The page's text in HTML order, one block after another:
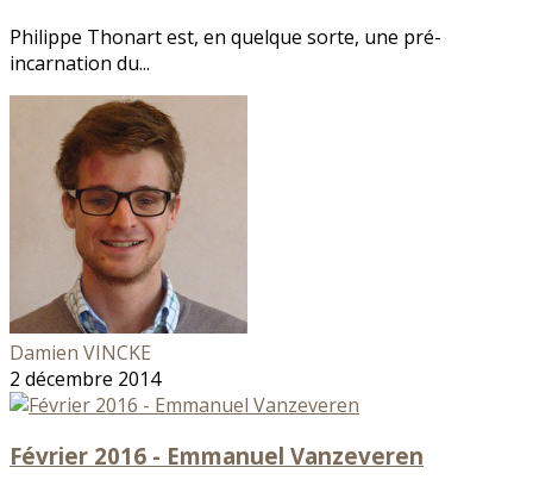
Philippe Thonart est, en quelque sorte, une pré-
incarnation du...
Damien VINCKE
2 décembre 2014
Février 2016 - Emmanuel Vanzeveren